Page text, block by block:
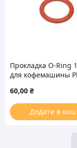
Прокладка O-Ring
для кофемашины
60,00 ₴
Додати в